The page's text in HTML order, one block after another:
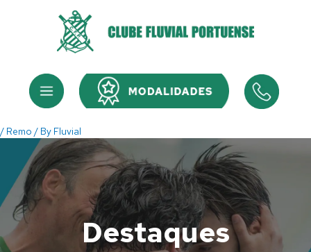
Menu Menu
/ Remo / By Fluvial
Destaques